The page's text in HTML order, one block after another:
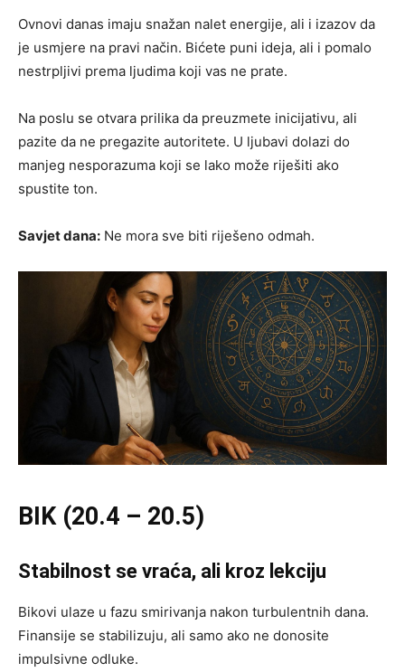
Ovnovi danas imaju snažan nalet energije, ali i izazov da
je usmjere na pravi način. Bićete puni ideja, ali i pomalo
nestrpljivi prema ljudima koji vas ne prate.
Na poslu se otvara prilika da preuzmete inicijativu, ali
pazite da ne pregazite autoritete. U ljubavi dolazi do
manjeg nesporazuma koji se lako može riješiti ako
spustite ton.
Savjet dana: Ne mora sve biti riješeno odmah.
BIK (20.4 – 20.5)
Stabilnost se vraća, ali kroz lekciju
Bikovi ulaze u fazu smirivanja nakon turbulentnih dana.
Finansije se stabilizuju, ali samo ako ne donosite
impulsivne odluke.